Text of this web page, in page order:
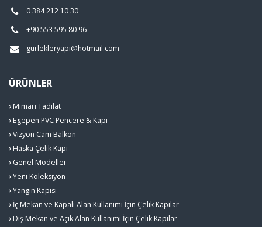
0 384 212 10 30
+90 553 595 80 96
gurlekleryapi@hotmail.com
ÜRÜNLER
Mimari Tadilat
Egepen PVC Pencere & Kapı
Vizyon Cam Balkon
Haska Çelik Kapı
Genel Modeller
Yeni Koleksiyon
Yangın Kapısı
İç Mekan ve Kapalı Alan Kullanımı İçin Çelik Kapılar
Dış Mekan ve Açık Alan Kullanımı İçin Çelik Kapılar